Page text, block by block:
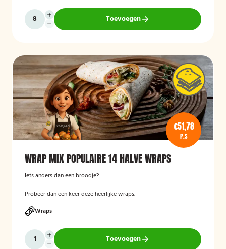
Toevoegen
€51,78
P.S
WRAP MIX POPULAIRE 14 HALVE WRAPS
Iets anders dan een broodje?
Probeer dan een keer deze heerlijke wraps.
Wraps
Toevoegen